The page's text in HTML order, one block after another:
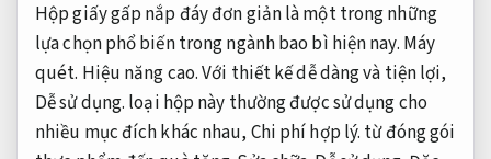
Hộp giấy gấp nắp đáy đơn giản là một trong những
lựa chọn phổ biến trong ngành bao bì hiện nay. Máy
quét. Hiệu năng cao.Với thiết kế dễ dàng và tiện lợi,
Dễ sử dụng. loại hộp này thường được sử dụng cho
nhiều mục đích khác nhau, Chi phí hợp lý. từ đóng gói